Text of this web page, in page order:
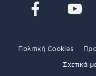
Πολιτική Cookies
Σχετικά